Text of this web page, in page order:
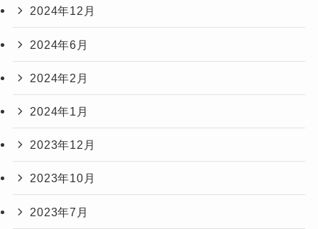
2024年12月
2024年6月
2024年2月
2024年1月
2023年12月
2023年10月
2023年7月